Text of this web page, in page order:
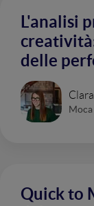
L'analisi
delle
Quick to